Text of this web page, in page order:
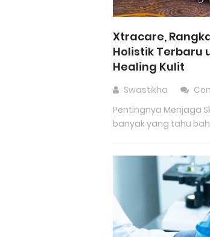
Xtracare,
Holistik Terbaru
Healing Kulit
Swastikha
Pentingnya Menjaga
banyak yang tahu